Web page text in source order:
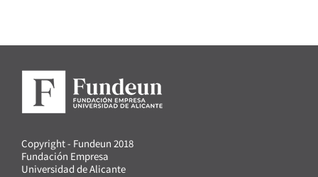
Copyright - Fundeun 2018
Fundación Empresa
Universidad de Alicante